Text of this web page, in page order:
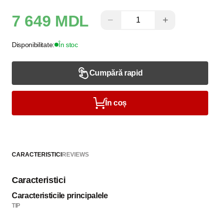
7 649 MDL − +
Disponibilitate: În stoc
Cumpără rapid
În coș
CARACTERISTICIREVIEWS
Caracteristici
Caracteristicile principalele
TIP